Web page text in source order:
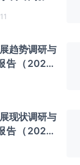
趋势调研与
告（2026-
现状调研与
告（2026-